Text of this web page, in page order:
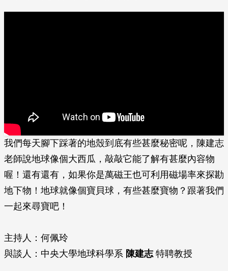
我們每天腳下踩著的地殼到底有些甚麼秘密呢，陳建志
老師說地球像個大西瓜，敲敲它能了解有甚麼內容物
喔！還有還有，如果你是萬磁王也可利用磁場率來探勘
地下物！地球就像個寶貝球，有些甚麼寶物？跟著我們
一起來尋寶吧！
主持人：何佩玲
與談人：中央大學地球科學系 陳建志特聘教授